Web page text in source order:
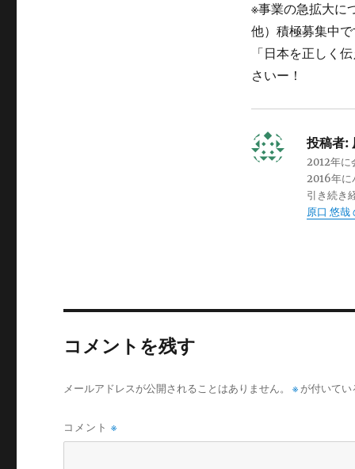
※事業の急拡大に
他）積極募集中で
「日本を正しく
さいー！
投稿者:
2012年に
2016年に
引き続
原口 悠哉
コメントを残す
メールアドレスが公開されることはありません。 ※ が付いて
コメント※